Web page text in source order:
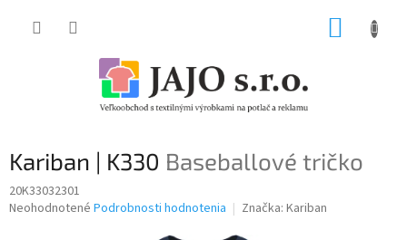
Kariban | K330 Baseballové tričko
20K33032301
Priemerné
Neohodnotené Podrobnosti hodnotenia Značka: Kariban